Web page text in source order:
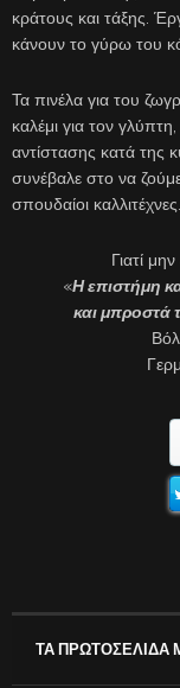
κράτους και τάξης.
κάνουν το γύρω του
Τα πινέλα για του
καλέμι για τον
αντίστασης κατά της
συνέβαλε στο να
σπουδαίοι καλλιτέχνες.
Γιατί
«Η επιστήμη
και μπροστά
ΤΑ ΠΡΩΤΟΣΕΛΙΔΑ